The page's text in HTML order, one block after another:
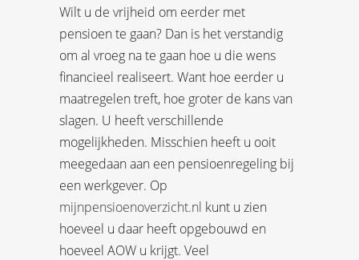
Wilt u de vrijheid om eerder met
pensioen te gaan? Dan is het verstandig
om al vroeg na te gaan hoe u die wens
financieel realiseert. Want hoe eerder u
maatregelen treft, hoe groter de kans van
slagen. U heeft verschillende
mogelijkheden. Misschien heeft u ooit
meegedaan aan een pensioenregeling bij
een werkgever. Op
mijnpensioenoverzicht.nl kunt u zien
hoeveel u daar heeft opgebouwd en
hoeveel AOW u krijgt. Veel